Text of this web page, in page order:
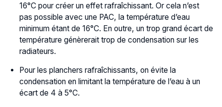
16°C pour créer un effet rafraîchissant. Or cela n’est
pas possible avec une PAC, la température d’eau
minimum étant de 16°C. En outre, un trop grand écart de
température génèrerait trop de condensation sur les
radiateurs.
Pour les planchers rafraîchissants, on évite la
condensation en limitant la température de l’eau à un
écart de 4 à 5°C.